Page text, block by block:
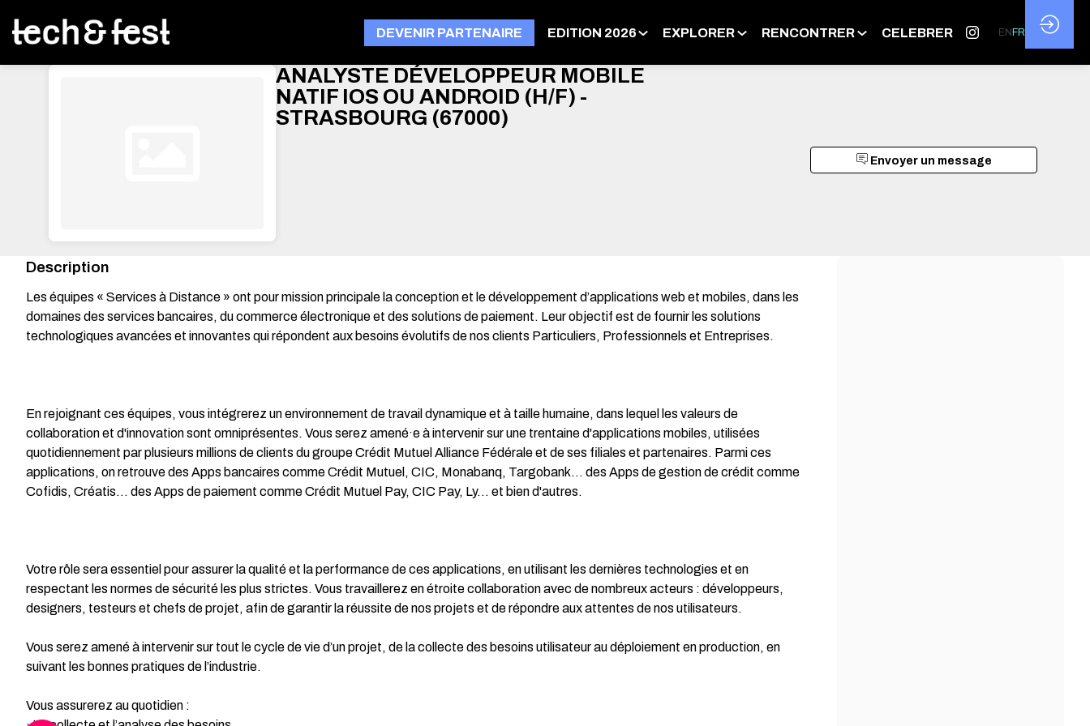
DEVENIR PARTENAIRE EDITION 2026 EXPLORER RENCONTRER CELEBRER EN FR
Envoyer un message
ANALYSTE DÉVELOPPEUR MOBILE
NATIF IOS OU ANDROID (H/F) -
STRASBOURG (67000)
Description
Les équipes « Services à Distance » ont pour mission principale la conception et le développement d’applications web et mobiles, dans les
domaines des services bancaires, du commerce électronique et des solutions de paiement. Leur objectif est de fournir les solutions
technologiques avancées et innovantes qui répondent aux besoins évolutifs de nos clients Particuliers, Professionnels et Entreprises.
En rejoignant ces équipes, vous intégrerez un environnement de travail dynamique et à taille humaine, dans lequel les valeurs de
collaboration et d'innovation sont omniprésentes. Vous serez amené·e à intervenir sur une trentaine d'applications mobiles, utilisées
quotidiennement par plusieurs millions de clients du groupe Crédit Mutuel Alliance Fédérale et de ses filiales et partenaires. Parmi ces
applications, on retrouve des Apps bancaires comme Crédit Mutuel, CIC, Monabanq, Targobank… des Apps de gestion de crédit comme
Cofidis, Créatis… des Apps de paiement comme Crédit Mutuel Pay, CIC Pay, Ly… et bien d'autres.
Votre rôle sera essentiel pour assurer la qualité et la performance de ces applications, en utilisant les dernières technologies et en
respectant les normes de sécurité les plus strictes. Vous travaillerez en étroite collaboration avec de nombreux acteurs : développeurs,
designers, testeurs et chefs de projet, afin de garantir la réussite de nos projets et de répondre aux attentes de nos utilisateurs.
Vous serez amené à intervenir sur tout le cycle de vie d’un projet, de la collecte des besoins utilisateur au déploiement en production, en
suivant les bonnes pratiques de l’industrie.
Vous assurerez au quotidien :